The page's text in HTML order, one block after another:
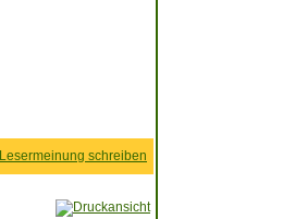
Lesermeinung schreiben